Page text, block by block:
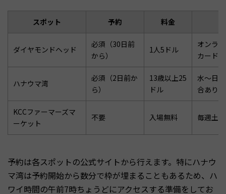
スポット 予約 料金
ダイヤモンドヘッド
必須（30日前
から）
1人5ドル
オンラ
カード
ハナウマ湾
必須（2日前か
ら）
13歳以上25
ドル
水〜日
合あり
KCCファーマーズマ
ーケット
不要 入場無料 毎週土
予約は各スポットの公式サイトから行えます。特にハナウ
マ湾は予約開始から数分で枠が埋まることもあるため、ハ
ワイ時間の午前7時ちょうどにアクセスする準備をしてお